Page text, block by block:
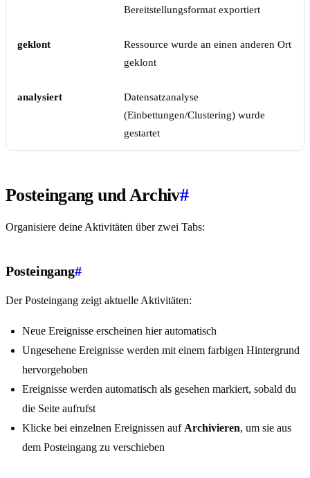
Bereitstellungsformat exportiert
geklont
Ressource wurde an einen anderen Ort
geklont
analysiert
Datensatzanalyse
(Einbettungen/Clustering) wurde
gestartet
Posteingang und Archiv#
Organisiere deine Aktivitäten über zwei Tabs:
Posteingang#
Der Posteingang zeigt aktuelle Aktivitäten:
Neue Ereignisse erscheinen hier automatisch
Ungesehene Ereignisse werden mit einem farbigen Hintergrund
hervorgehoben
Ereignisse werden automatisch als gesehen markiert, sobald du
die Seite aufrufst
Klicke bei einzelnen Ereignissen auf Archivieren, um sie aus
dem Posteingang zu verschieben